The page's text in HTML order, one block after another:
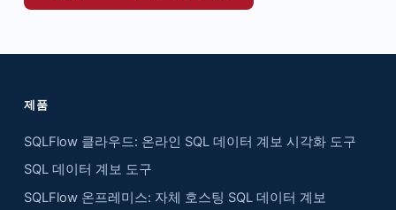
제품
SQLFlow 클라우드: 온라인 SQL 데이터 계보 시각화 도구
SQL 데이터 계보 도구
SQLFlow 온프레미스: 자체 호스팅 SQL 데이터 계보